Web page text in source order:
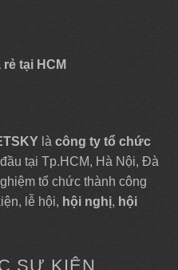
tại HCM
là công ty tổ chức
tại Tp.HCM, Hà Nội, Đà
tổ chức thành công
lễ hội, hội nghị, hội
SỰ KIỆN